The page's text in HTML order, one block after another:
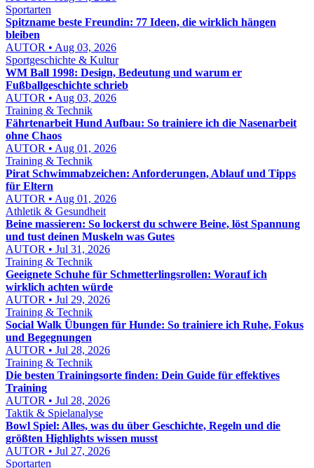
Sportarten
Spitzname beste Freundin: 77 Ideen, die wirklich hängen
bleiben
AUTOR • Aug 03, 2026
Sportgeschichte & Kultur
WM Ball 1998: Design, Bedeutung und warum er
Fußballgeschichte schrieb
AUTOR • Aug 03, 2026
Training & Technik
Fährtenarbeit Hund Aufbau: So trainiere ich die Nasenarbeit
ohne Chaos
AUTOR • Aug 01, 2026
Training & Technik
Pirat Schwimmabzeichen: Anforderungen, Ablauf und Tipps
für Eltern
AUTOR • Aug 01, 2026
Athletik & Gesundheit
Beine massieren: So lockerst du schwere Beine, löst Spannung
und tust deinen Muskeln was Gutes
AUTOR • Jul 31, 2026
Training & Technik
Geeignete Schuhe für Schmetterlingsrollen: Worauf ich
wirklich achten würde
AUTOR • Jul 29, 2026
Training & Technik
Social Walk Übungen für Hunde: So trainiere ich Ruhe, Fokus
und Begegnungen
AUTOR • Jul 28, 2026
Training & Technik
Die besten Trainingsorte finden: Dein Guide für effektives
Training
AUTOR • Jul 28, 2026
Taktik & Spielanalyse
Bowl Spiel: Alles, was du über Geschichte, Regeln und die
größten Highlights wissen musst
AUTOR • Jul 27, 2026
Sportarten